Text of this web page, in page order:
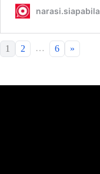
1 2 … 6 »